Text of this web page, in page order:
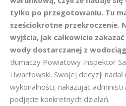
tylko po przegotowaniu. Tu
sześciokrotne przekroczenie.
wyjścia, jak całkowicie
wody dostarczanej z
tłumaczy Powiatowy Inspektor
Liwartowski. Swojej decyzji
wykonalności, nakazując
podjęcie konkretnych działań.